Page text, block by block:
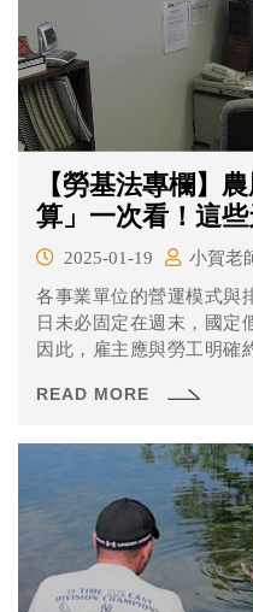
【勞基法專欄】
算」一次看！這
2025-01-19
小賀老
各事業單位的營運模式與
日未必固定在週末，國定
因此，雇主應與勞工明確
工讀生，只要在國定假日
READ MORE